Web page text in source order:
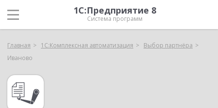
1С:Предприятие 8
Система программ
Главная 1С:Комплексная автоматизация
Выбор партнёра
Иваново